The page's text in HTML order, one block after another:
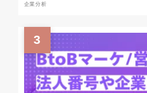
企業分析
3